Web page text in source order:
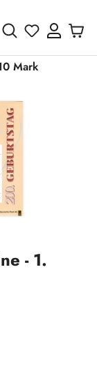
Du hast 0
Mark
- 1.